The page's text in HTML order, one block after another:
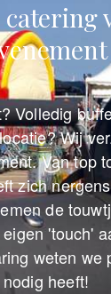
catering
Volledig
Wij
Van top
zich
de
'touch'
weten we
nodig heeft!